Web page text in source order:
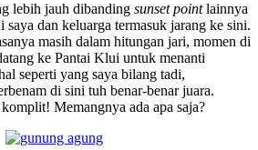
lebih jauh dibanding sunset pointlainnya
dan keluarga termasuk jarang ke sini.
masih dalam hitungan jari, momen di
ke Pantai Klui untuk menanti
seperti yang saya bilang tadi,
di sini tuh benar-benar juara.
Memangnya ada apa saja?